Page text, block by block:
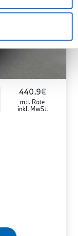
440.9€
mtl. Rate
inkl. MwSt.